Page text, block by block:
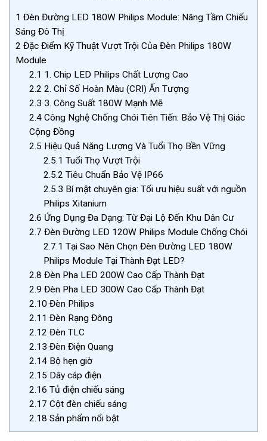
1 Đèn Đường LED 180W Philips Module: Nâng Tầm Chiếu
Sáng Đô Thị
2 Đặc Điểm Kỹ Thuật Vượt Trội Của Đèn Philips 180W
Module
2.1 1. Chip LED Philips Chất Lượng Cao
2.2 2. Chỉ Số Hoàn Màu (CRI) Ấn Tượng
2.3 3. Công Suất 180W Mạnh Mẽ
2.4 Công Nghệ Chống Chói Tiên Tiến: Bảo Vệ Thị Giác
Cộng Đồng
2.5 Hiệu Quả Năng Lượng Và Tuổi Thọ Bền Vững
2.5.1 Tuổi Thọ Vượt Trội
2.5.2 Tiêu Chuẩn Bảo Vệ IP66
2.5.3 Bí mật chuyên gia: Tối ưu hiệu suất với nguồn
Philips Xitanium
2.6 Ứng Dụng Đa Dạng: Từ Đại Lộ Đến Khu Dân Cư
2.7 Đèn Đường LED 120W Philips Module Chống Chói
2.7.1 Tại Sao Nên Chọn Đèn Đường LED 180W
Philips Module Tại Thành Đạt LED?
2.8 Đèn Pha LED 200W Cao Cấp Thành Đạt
2.9 Đèn Pha LED 300W Cao Cấp Thành Đạt
2.10 Đèn Philips
2.11 Đèn Rạng Đông
2.12 Đèn TLC
2.13 Đèn Điện Quang
2.14 Bộ hẹn giờ
2.15 Dây cáp điện
2.16 Tủ điện chiếu sáng
2.17 Cột đèn chiếu sáng
2.18 Sản phẩm nổi bật